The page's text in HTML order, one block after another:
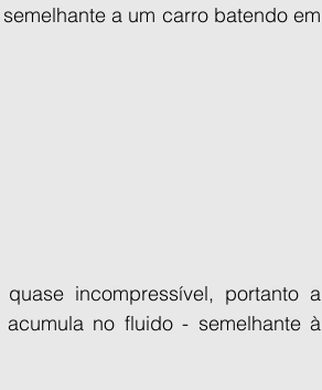
a um carro batendo em
incompressível, portanto a
no fluido - semelhante à